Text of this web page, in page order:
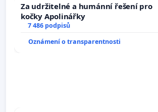
Za udržitelné a humánní řešení pro
kočky Apolinářky
7 486 podpisů
Oznámení o transparentnosti